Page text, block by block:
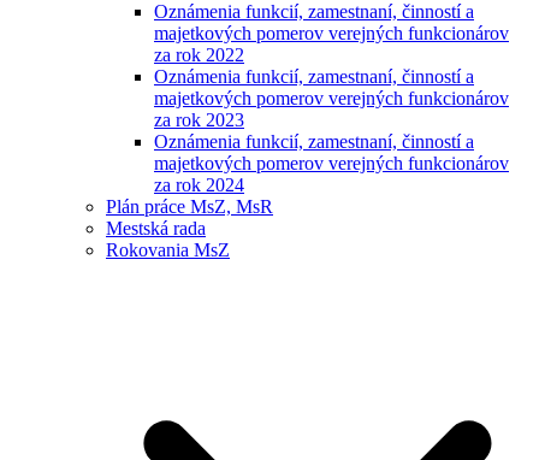
Oznámenia funkcií, zamestnaní, činností a
majetkových pomerov verejných funkcionárov
za rok 2022
Oznámenia funkcií, zamestnaní, činností a
majetkových pomerov verejných funkcionárov
za rok 2023
Oznámenia funkcií, zamestnaní, činností a
majetkových pomerov verejných funkcionárov
za rok 2024
Plán práce MsZ, MsR
Mestská rada
Rokovania MsZ